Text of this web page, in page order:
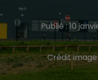
Publié : 10
Crédit image: